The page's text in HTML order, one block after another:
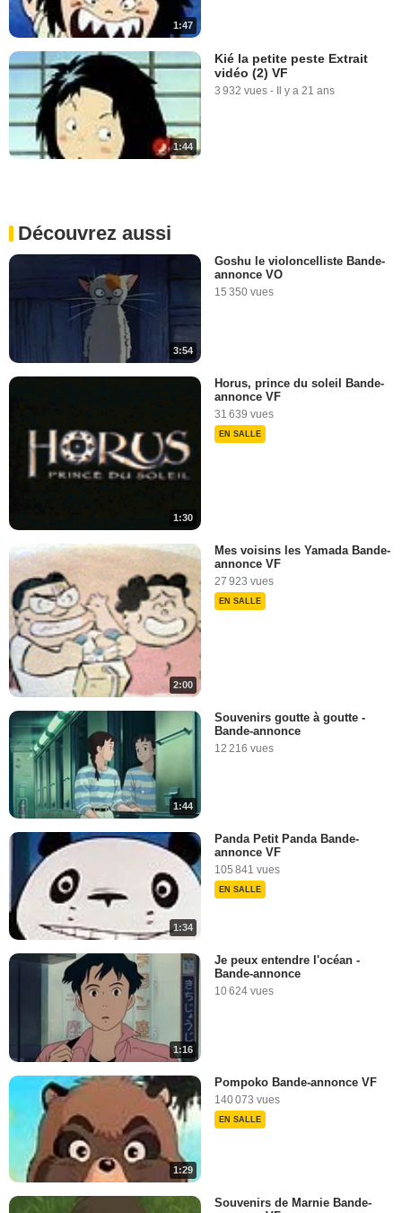
1:47
1:44
Kié la petite peste Extrait
vidéo (2) VF
3 932 vues - Il y a 21 ans
Découvrez aussi
3:54
Goshu le violoncelliste Bande-
annonce VO
15 350 vues
1:30
Horus, prince du soleil Bande-
annonce VF
31 639 vues
EN SALLE
2:00
Mes voisins les Yamada Bande-
annonce VF
27 923 vues
EN SALLE
1:44
Souvenirs goutte à goutte -
Bande-annonce
12 216 vues
1:34
Panda Petit Panda Bande-
annonce VF
105 841 vues
EN SALLE
1:16
Je peux entendre l'océan -
Bande-annonce
10 624 vues
1:29
Pompoko Bande-annonce VF
140 073 vues
EN SALLE
Souvenirs de Marnie Bande-